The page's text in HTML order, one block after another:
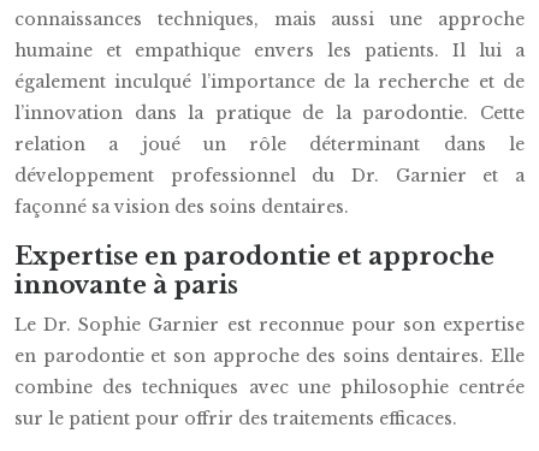
connaissances techniques, mais aussi une approche
humaine et empathique envers les patients. Il lui a
également inculqué l’importance de la recherche et de
l’innovation dans la pratique de la parodontie. Cette
relation a joué un rôle déterminant dans le
développement professionnel du Dr. Garnier et a
façonné sa vision des soins dentaires.
Expertise en parodontie et approche
innovante à paris
Le Dr. Sophie Garnier est reconnue pour son expertise
en parodontie et son approche des soins dentaires. Elle
combine des techniques avec une philosophie centrée
sur le patient pour offrir des traitements efficaces.